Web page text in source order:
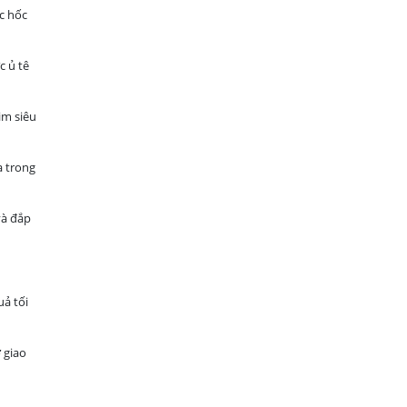
hốc
ủ tê
siêu
trong
đắp
tối